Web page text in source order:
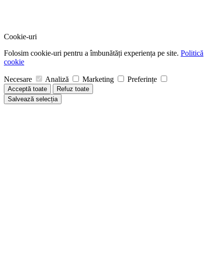
Cookie-uri
Folosim cookie-uri pentru a îmbunătăți experiența pe site. Politică
cookie
Necesare Analiză Marketing Preferințe
Acceptă toate
Refuz toate
Salvează selecția